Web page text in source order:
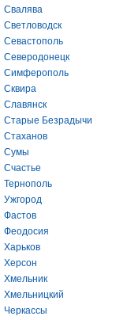
Свалява
Светловодск
Севастополь
Северодонецк
Симферополь
Сквира
Славянск
Старые Безрадычи
Стаханов
Сумы
Счастье
Тернополь
Ужгород
Фастов
Феодосия
Харьков
Херсон
Хмельник
Хмельницкий
Черкассы